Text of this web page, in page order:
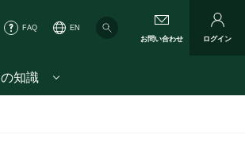
FAQ
EN
お問い合わせ
ログイン
知識